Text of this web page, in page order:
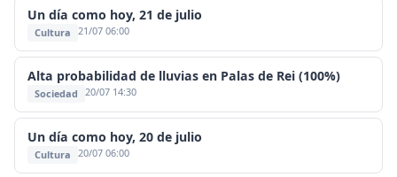
Un día como hoy, 21 de julio
Cultura 21/07 06:00
Alta probabilidad de lluvias en Palas de Rei (100%)
Sociedad 20/07 14:30
Un día como hoy, 20 de julio
Cultura 20/07 06:00